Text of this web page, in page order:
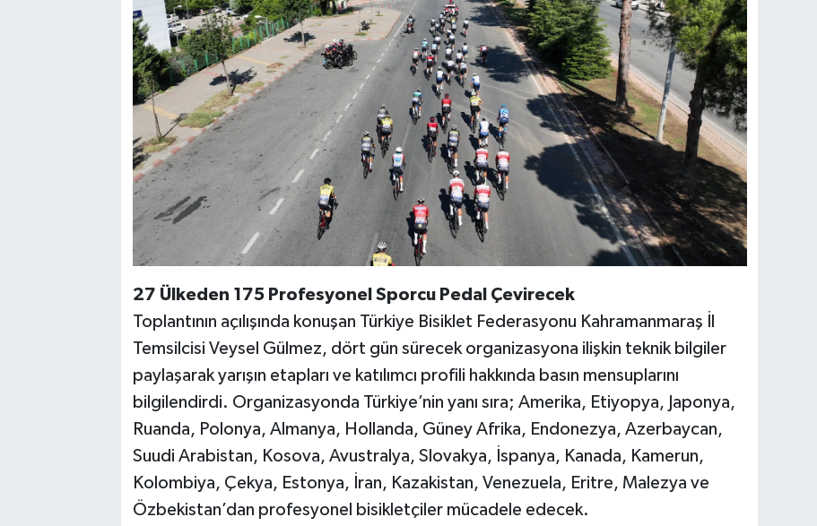
27 Ülkeden 175 Profesyonel Sporcu Pedal Çevirecek
Toplantının açılışında konuşan Türkiye Bisiklet Federasyonu Kahramanmaraş İl
Temsilcisi Veysel Gülmez, dört gün sürecek organizasyona ilişkin teknik bilgiler
paylaşarak yarışın etapları ve katılımcı profili hakkında basın mensuplarını
bilgilendirdi. Organizasyonda Türkiye’nin yanı sıra; Amerika, Etiyopya, Japonya,
Ruanda, Polonya, Almanya, Hollanda, Güney Afrika, Endonezya, Azerbaycan,
Suudi Arabistan, Kosova, Avustralya, Slovakya, İspanya, Kanada, Kamerun,
Kolombiya, Çekya, Estonya, İran, Kazakistan, Venezuela, Eritre, Malezya ve
Özbekistan’dan profesyonel bisikletçiler mücadele edecek.